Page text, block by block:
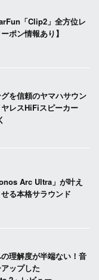
「Clip2」全方位レ
ポン情報あり】
を信頼のヤマハサウン
レスHiFiスピーカー
Arc Ultra」が叶え
る本格サラウンド
理解度が半端ない！音
ップした